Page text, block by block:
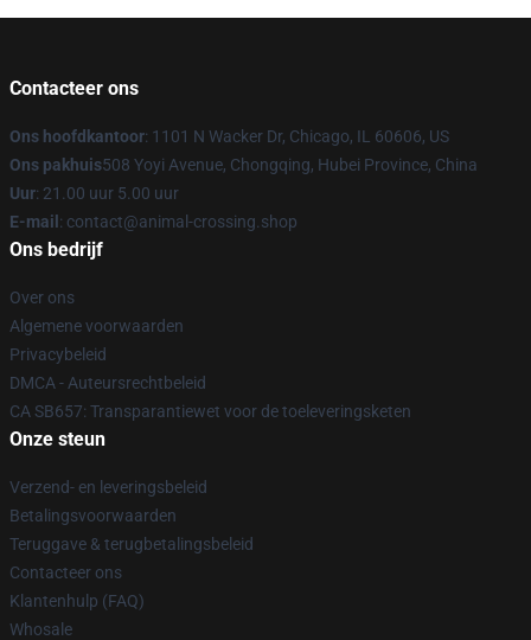
Contacteer ons
Ons hoofdkantoor: 1101 N Wacker Dr, Chicago, IL 60606, US
Ons pakhuis508 Yoyi Avenue, Chongqing, Hubei Province, China
Uur: 21.00 uur 5.00 uur
E-mail : contact@animal-crossing.shop
Ons bedrijf
Over ons
Algemene voorwaarden
Privacybeleid
DMCA - Auteursrechtbeleid
CA SB657: Transparantiewet voor de toeleveringsketen
Onze steun
Verzend- en leveringsbeleid
Betalingsvoorwaarden
Teruggave & terugbetalingsbeleid
Contacteer ons
Klantenhulp (FAQ)
Whosale